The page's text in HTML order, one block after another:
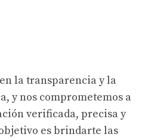
la transparencia y la
y nos comprometemos a
verificada, precisa y
es brindarte las